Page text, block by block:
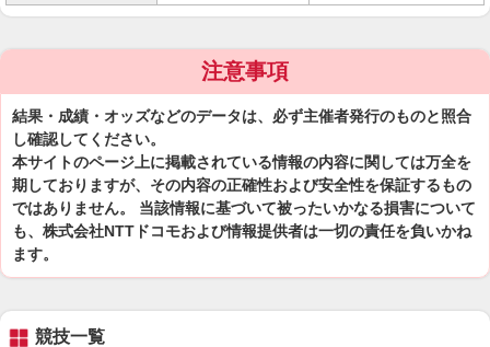
注意事項
結果・成績・オッズなどのデータは、必ず主催者発行のものと照合
し確認してください。
本サイトのページ上に掲載されている情報の内容に関しては万全を
期しておりますが、その内容の正確性および安全性を保証するもの
ではありません。 当該情報に基づいて被ったいかなる損害について
も、株式会社NTTドコモおよび情報提供者は一切の責任を負いかね
ます。
競技一覧